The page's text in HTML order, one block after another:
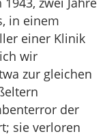
in einem
einer Klinik
wir
zur gleichen
der
sie verloren